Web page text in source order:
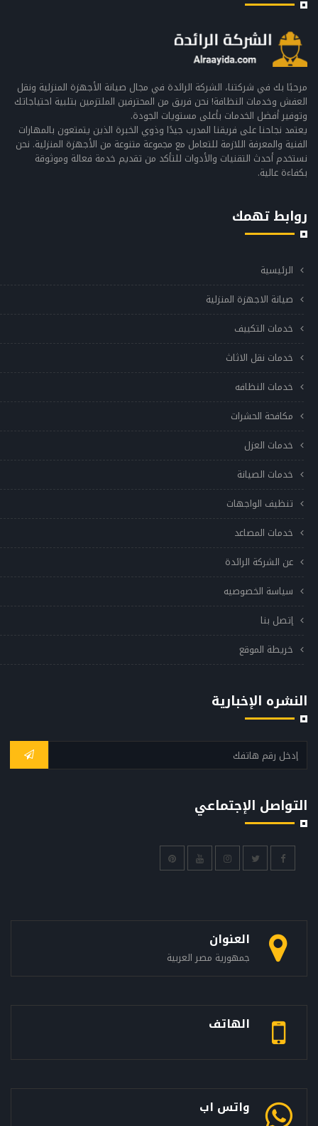
مرحبًا بك في شركتنا، الشركة الرائدة في مجال صيانة الأجهزة المنزلية ونقل
العفش وخدمات النظافة! نحن فريق من المحترفين الملتزمين بتلبية احتياجاتك
وتوفير أفضل الخدمات بأعلى مستويات الجودة.
يعتمد نجاحنا على فريقنا المدرب جيدًا وذوي الخبرة الذين يتمتعون بالمهارات
الفنية والمعرفة اللازمة للتعامل مع مجموعة متنوعة من الأجهزة المنزلية. نحن
نستخدم أحدث التقنيات والأدوات للتأكد من تقديم خدمة فعالة وموثوقة
بكفاءة عالية.
روابط تهمك
الرئيسية
صيانة الاجهزة المنزلية
خدمات التكييف
خدمات نقل الاثاث
خدمات النظافه
مكافحة الحشرات
خدمات العزل
خدمات الصيانة
تنظيف الواجهات
خدمات المصاعد
عن الشركة الرائدة
سياسة الخصوصيه
إتصل بنا
خريطة الموقع
النشره الإخبارية
التواصل الإجتماعي
العنوان
جمهورية مصر العربية
الهاتف
واتس اب